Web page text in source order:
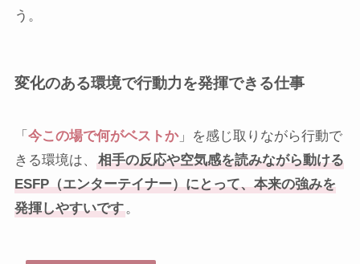
う。
変化のある環境で行動力を発揮できる仕事
「 今この場で何がベストか」を感じ取りながら行動で
きる環境は、
相手の反応や空気感を読みながら動ける
ESFP（エンターテイナー）にとって、本来の強みを
発揮しやすいです。